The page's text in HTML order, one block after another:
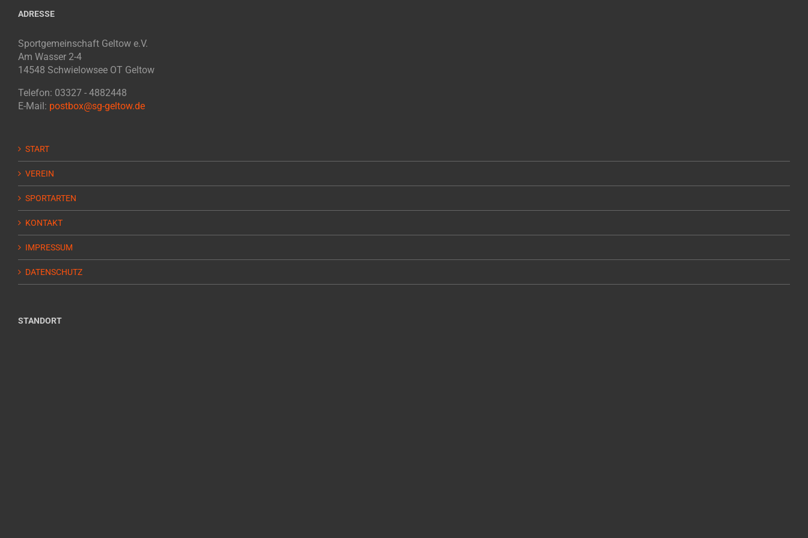
ADRESSE
Sportgemeinschaft Geltow e.V.
Am Wasser 2-4
14548 Schwielowsee OT Geltow
Telefon: 03327 - 4882448
E-Mail: postbox@sg-geltow.de
START
VEREIN
SPORTARTEN
KONTAKT
IMPRESSUM
DATENSCHUTZ
STANDORT